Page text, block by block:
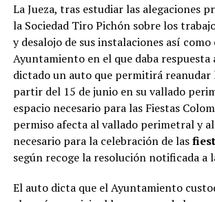
La Jueza, tras estudiar las alegaciones
la Sociedad Tiro Pichón sobre los
y desalojo de sus instalaciones así
Ayuntamiento en el que daba respuesta
dictado un auto que permitirá reanudar
partir del 15 de junio en su vallado
espacio necesario para las Fiestas
permiso afecta al vallado perimetral y
necesario para la celebración de las
según recoge la resolución notificada a
El auto dicta que el Ayuntamiento